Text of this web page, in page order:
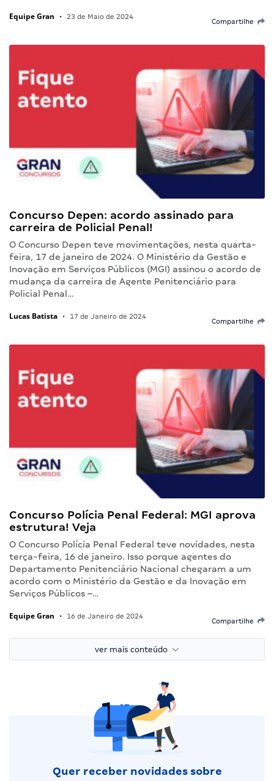
Equipe Gran • 23 de Maio de 2024
Compartilhe
Concurso Depen: acordo assinado para
carreira de Policial Penal!
O Concurso Depen teve movimentações, nesta quarta-
feira, 17 de janeiro de 2024. O Ministério da Gestão e
Inovação em Serviços Públicos (MGI) assinou o acordo de
mudança da carreira de Agente Penitenciário para
Policial Penal…
Lucas Batista • 17 de Janeiro de 2024
Compartilhe
Concurso Polícia Penal Federal: MGI aprova
estrutura! Veja
O Concurso Polícia Penal Federal teve novidades, nesta
terça-feira, 16 de janeiro. Isso porque agentes do
Departamento Penitenciário Nacional chegaram a um
acordo com o Ministério da Gestão e da Inovação em
Serviços Públicos –…
Equipe Gran • 16 de Janeiro de 2024
Compartilhe
ver mais conteúdo
Quer receber novidades sobre